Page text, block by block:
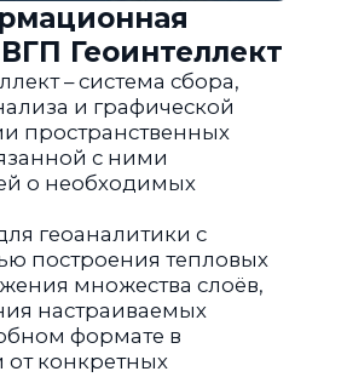
Геоинтеллект
– система сбора,
и графической
пространственных
с ними
о необходимых
геоаналитики с
построения тепловых
множества слоёв,
настраиваемых
формате в
от конкретных